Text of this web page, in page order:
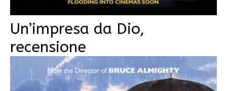
Un’impresa da Dio,
recensione